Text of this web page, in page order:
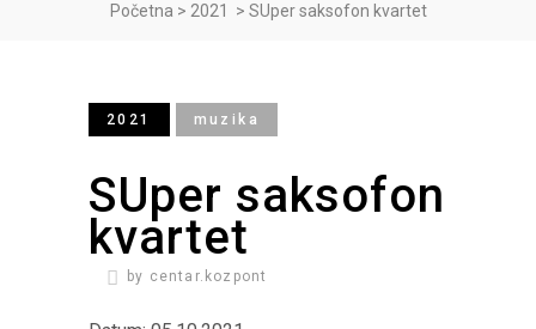
Početna > 2021 > SUper saksofon kvartet
2021 muzika
SUper saksofon
kvartet
by centar.kozpont